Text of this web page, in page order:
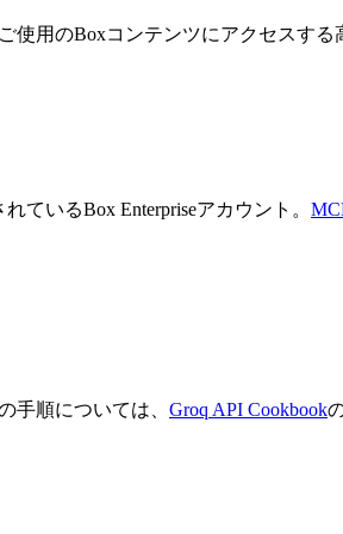
使用のBoxコンテンツにアクセスする
ているBox Enterpriseアカウント。
手順については、 Groq API Cookbook